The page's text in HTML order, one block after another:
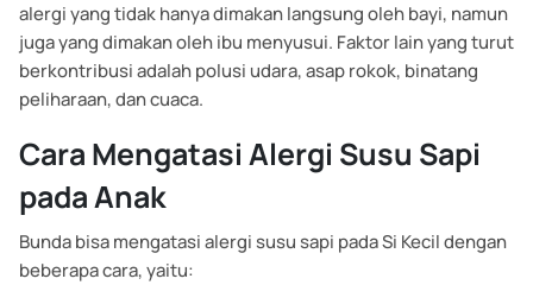
alergi yang tidak hanya dimakan langsung oleh bayi, namun
juga yang dimakan oleh ibu menyusui. Faktor lain yang turut
berkontribusi adalah polusi udara, asap rokok, binatang
peliharaan, dan cuaca.
Cara Mengatasi Alergi Susu Sapi
pada Anak
Bunda bisa mengatasi alergi susu sapi pada Si Kecil dengan
beberapa cara, yaitu: